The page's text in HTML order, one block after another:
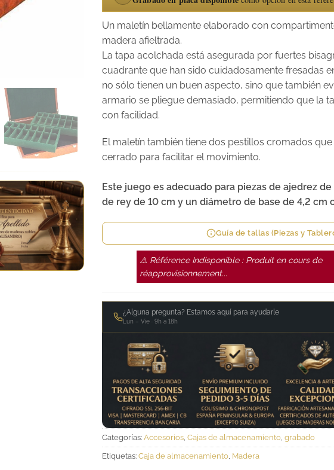
Un maletín bellamente elaborado con
madera afieltrada.
La tapa acolchada está asegurada por fuertes
cuadrante que han sido cuidadosamente fresadas
no sólo tienen un buen aspecto, sino que también
armario se pliegue demasiado, permitiendo que la
con facilidad.
El maletín también tiene dos pestillos cromados
cerrado para facilitar el movimiento.
Este juego es adecuado para piezas de ajedrez
de rey de 10 cm y un diámetro de base de 4,2 cm
Guía de tallas (Piezas y
⚠ Référence Indisponible : Produit en cours de
réapprovisionnement...
¿Alguna pregunta? Estamos aquí para ayudarle
Lun – Vie · 9h a 18h
Categorías: Accesorios Cajas de almacenamiento grabado
Etiquetas: Caja de almacenamiento Madera